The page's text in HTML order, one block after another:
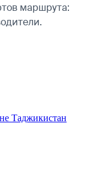
маршрута:
Таджикистан